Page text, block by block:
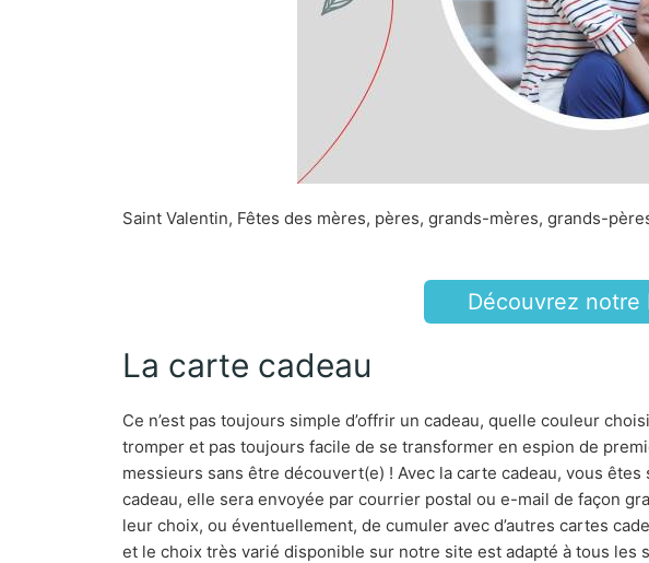
Saint Valentin, Fêtes des mères, pères, grands-mères, grands-
Découvrez
La carte cadeau
Ce n’est pas toujours simple d’offrir un cadeau, quelle couleur
tromper et pas toujours facile de se transformer en espion de
messieurs sans être découvert(e) ! Avec la carte cadeau, vous
cadeau, elle sera envoyée par courrier postal ou e-mail de façon
leur choix, ou éventuellement, de cumuler avec d’autres cartes
et le choix très varié disponible sur notre site est adapté à tous les